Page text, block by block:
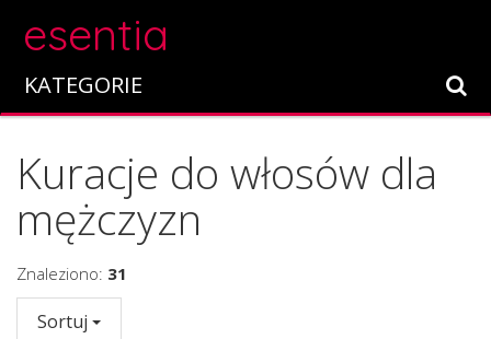
esentia
KATEGORIE
Kuracje do włosów dla
mężczyzn
Znaleziono: 31
Sortuj